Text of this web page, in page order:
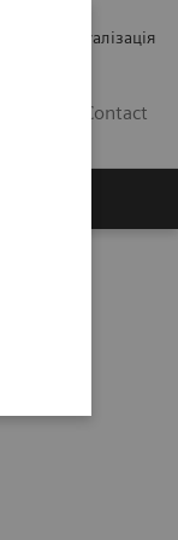
візуалізація
Contact